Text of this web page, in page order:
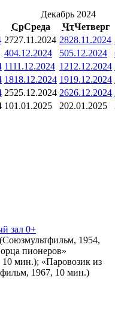
Декабрь 2024
СрСреда ЧтЧетверг
2727.11.2024 2828.11.2024
404.12.2024 505.12.2024
1111.12.2024 1212.12.2024
1818.12.2024 1919.12.2024
2525.12.2024 2626.12.2024
101.01.2025 202.01.2025
зал 0+
1954,
пионеров»
мин.); «Паровозик из
1967, 10 мин.)